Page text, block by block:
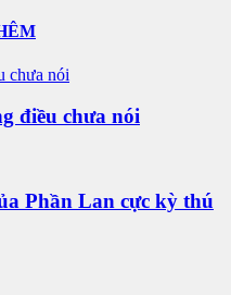
điều chưa nói
Phần Lan cực kỳ thú